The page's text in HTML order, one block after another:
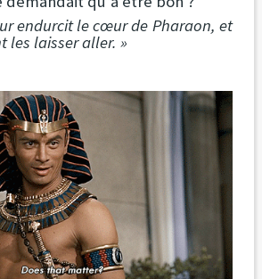
endurcit le cœur de Pharaon, et
les laisser aller. »